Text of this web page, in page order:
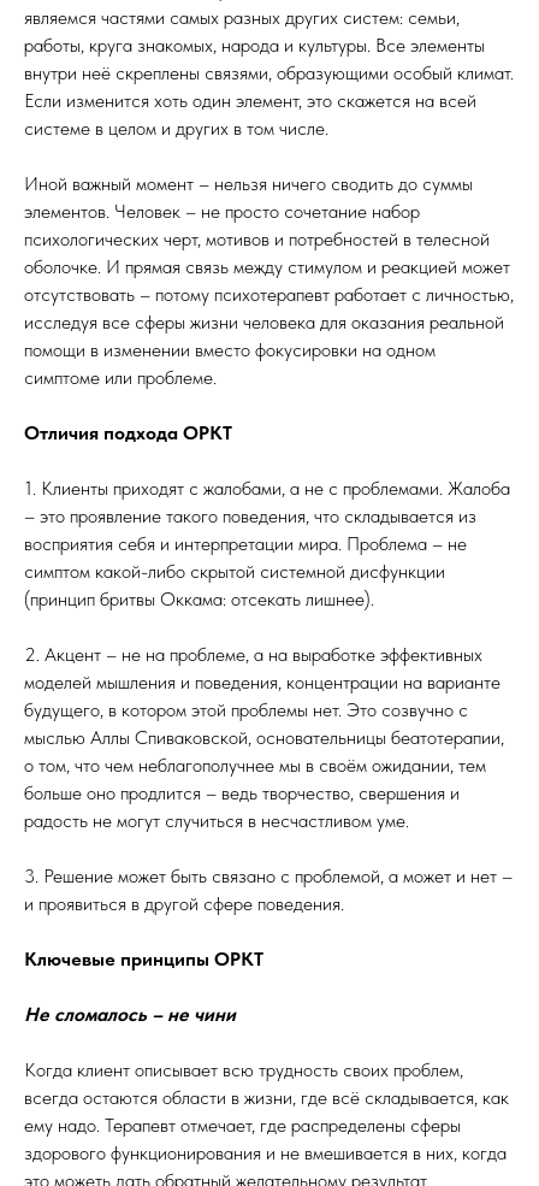
являемся частями самых разных других систем: семьи,
работы, круга знакомых, народа и культуры. Все элементы
внутри неё скреплены связями, образующими особый климат.
Если изменится хоть один элемент, это скажется на всей
системе в целом и других в том числе.
Иной важный момент – нельзя ничего сводить до суммы
элементов. Человек – не просто сочетание набор
психологических черт, мотивов и потребностей в телесной
оболочке. И прямая связь между стимулом и реакцией может
отсутствовать – потому психотерапевт работает с личностью,
исследуя все сферы жизни человека для оказания реальной
помощи в изменении вместо фокусировки на одном
симптоме или проблеме.
Отличия подхода ОРКТ
1. Клиенты приходят с жалобами, а не с проблемами. Жалоба
– это проявление такого поведения, что складывается из
восприятия себя и интерпретации мира. Проблема – не
симптом какой-либо скрытой системной дисфункции
(принцип бритвы Оккама: отсекать лишнее).
2. Акцент – не на проблеме, а на выработке эффективных
моделей мышления и поведения, концентрации на варианте
будущего, в котором этой проблемы нет. Это созвучно с
мыслью Аллы Спиваковской, основательницы беатотерапии,
о том, что чем неблагополучнее мы в своём ожидании, тем
больше оно продлится – ведь творчество, свершения и
радость не могут случиться в несчастливом уме.
3. Решение может быть связано с проблемой, а может и нет –
и проявиться в другой сфере поведения.
Ключевые принципы ОРКТ
Не сломалось – не чини
Когда клиент описывает всю трудность своих проблем,
всегда остаются области в жизни, где всё складывается, как
ему надо. Терапевт отмечает, где распределены сферы
здорового функционирования и не вмешивается в них, когда
это можеть дать обратный желательному результат.